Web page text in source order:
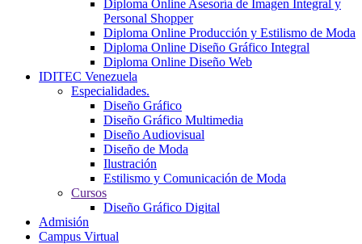
Diploma Online Asesoría de Imagen Integral y
Personal Shopper
Diploma Online Producción y Estilismo de Moda
Diploma Online Diseño Gráfico Integral
Diploma Online Diseño Web
IDITEC Venezuela
Especialidades.
Diseño Gráfico
Diseño Gráfico Multimedia
Diseño Audiovisual
Diseño de Moda
Ilustración
Estilismo y Comunicación de Moda
Cursos
Diseño Gráfico Digital
Admisión
Campus Virtual